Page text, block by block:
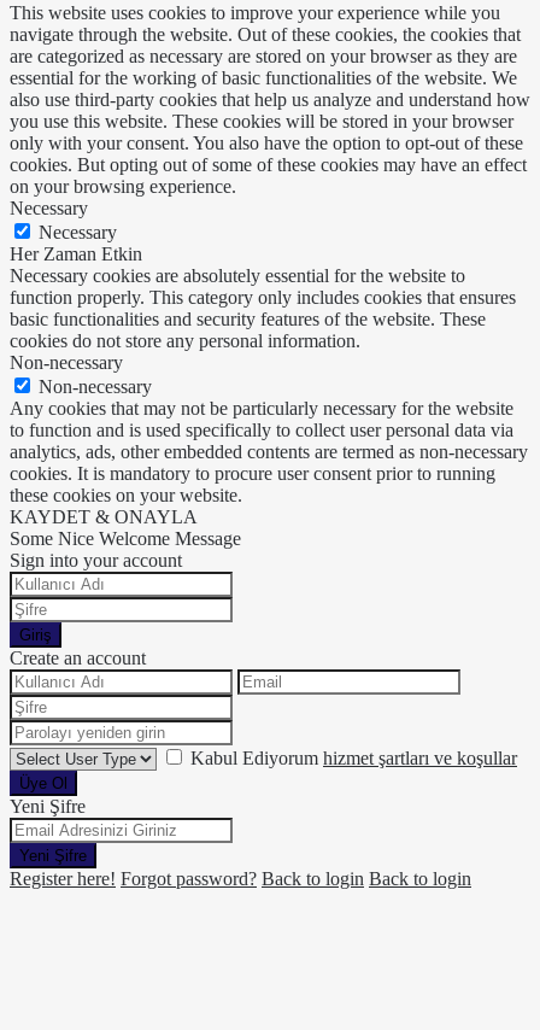
This website uses cookies to improve your experience while you
navigate through the website. Out of these cookies, the cookies that
are categorized as necessary are stored on your browser as they are
essential for the working of basic functionalities of the website. We
also use third-party cookies that help us analyze and understand how
you use this website. These cookies will be stored in your browser
only with your consent. You also have the option to opt-out of these
cookies. But opting out of some of these cookies may have an effect
on your browsing experience.
Necessary
Necessary
Her Zaman Etkin
Necessary cookies are absolutely essential for the website to
function properly. This category only includes cookies that ensures
basic functionalities and security features of the website. These
cookies do not store any personal information.
Non-necessary
Non-necessary
Any cookies that may not be particularly necessary for the website
to function and is used specifically to collect user personal data via
analytics, ads, other embedded contents are termed as non-necessary
cookies. It is mandatory to procure user consent prior to running
these cookies on your website.
KAYDET & ONAYLA
Some Nice Welcome Message
Sign into your account
Giriş
Create an account
Kabul Ediyorum hizmet şartları ve koşullar
Üye Ol
Yeni Şifre
Yeni Şifre
Register here! Forgot password? Back to login Back to login